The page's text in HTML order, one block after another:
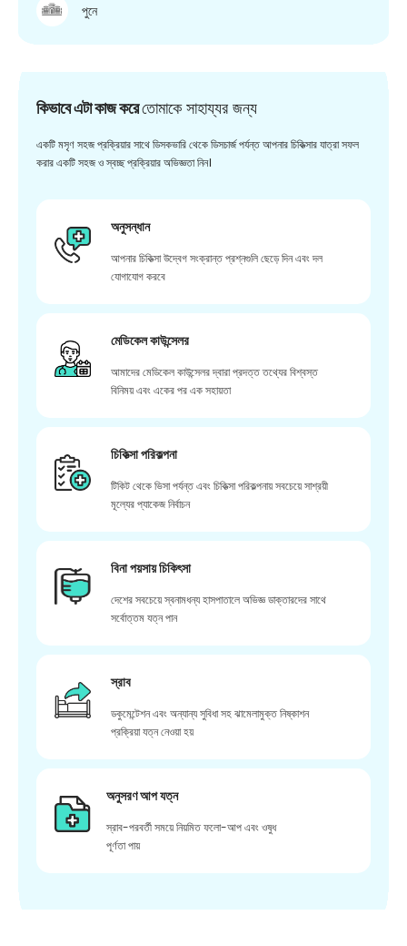
পুনে
কিভাবে এটা কাজ করেতোমাকে সাহায্যর জন্য
একটি মসৃণ সহজ প্রক্রিয়ার সাথে ডিসকভারি থেকে ডিসচার্জ পর্যন্ত আপনার চিকিত্সার যাত্রা সফল
করার একটি সহজ ও স্বচ্ছ প্রক্রিয়ার অভিজ্ঞতা নিন।
অনুসন্ধান
আপনার চিকিত্সা উদ্বেগ সংক্রান্ত প্রশ্নগুলি ছেড়ে দিন এবং দল
যোগাযোগ করবে
মেডিকেল কাউন্সেলর
আমাদের মেডিকেল কাউন্সেলর দ্বারা প্রদত্ত তথ্যের বিশ্বস্ত
বিনিময় এবং একের পর এক সহায়তা
চিকিত্সা পরিকল্পনা
টিকিট থেকে ভিসা পর্যন্ত এবং চিকিত্সা পরিকল্পনায় সবচেয়ে সাশ্রয়ী
মূল্যের প্যাকেজ নির্বাচন
বিনা পয়সায় চিকিৎসা
দেশের সবচেয়ে স্বনামধন্য হাসপাতালে অভিজ্ঞ ডাক্তারদের সাথে
সর্বোত্তম যত্ন পান
স্রাব
ডকুমেন্টেশন এবং অন্যান্য সুবিধা সহ ঝামেলামুক্ত নিষ্কাশন
প্রক্রিয়া যত্ন নেওয়া হয়
অনুসরণ আপ যত্ন
স্রাব-পরবর্তী সময়ে নিয়মিত ফলো-আপ এবং ওষুধ
পূর্ণতা পায়